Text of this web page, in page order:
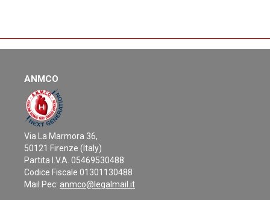
ANMCO
Via La Marmora 36,
50121 Firenze (Italy)
Partita I.V.A. 05469530488
Codice Fiscale 01301130488
Mail Pec: anmco@legalmail.it